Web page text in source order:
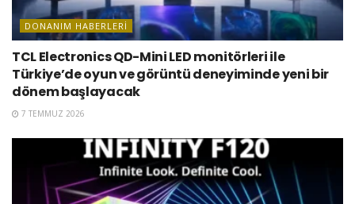
DONANIM HABERLERI
TCL Electronics QD-Mini LED monitörleri ile
Türkiye’de oyun ve görüntü deneyiminde yeni bir
dönem başlayacak
7 TEMMUZ 2026